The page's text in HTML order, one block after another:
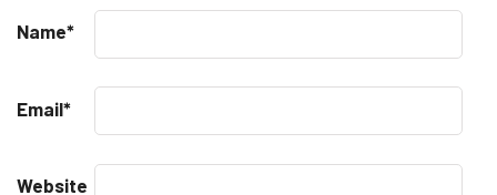
Name*
Email*
Website